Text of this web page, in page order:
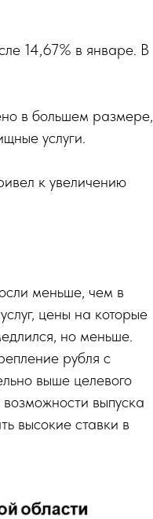
14,67% в январе. В
в большем размере,
услуги.
к увеличению
меньше, чем в
цены на которые
но меньше.
рубля с
выше целевого
выпуска
высокие ставки в